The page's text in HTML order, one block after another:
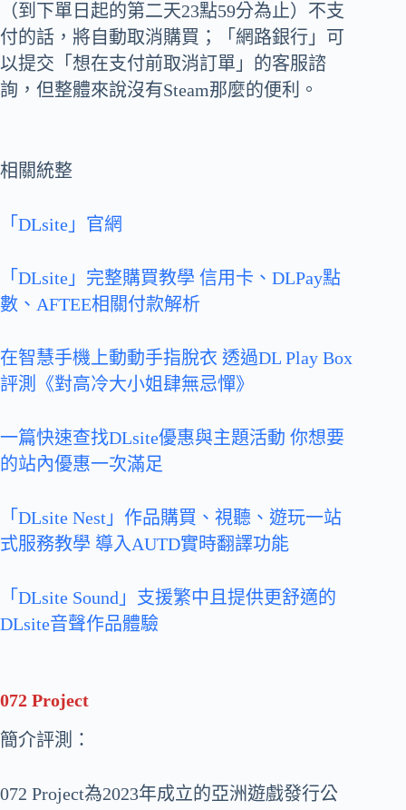
（到下單日起的第二天23點59分為止）不支
付的話，將自動取消購買；「網路銀行」可
以提交「想在支付前取消訂單」的客服諮
詢，但整體來說沒有Steam那麼的便利。
相關統整
「DLsite」官網
「DLsite」完整購買教學 信用卡、DLPay點
數、AFTEE相關付款解析
在智慧手機上動動手指脫衣 透過DL Play Box
評測《對高冷大小姐肆無忌憚》
一篇快速查找DLsite優惠與主題活動 你想要
的站內優惠一次滿足
「DLsite Nest」作品購買、視聽、遊玩一站
式服務教學 導入AUTD實時翻譯功能
「DLsite Sound」支援繁中且提供更舒適的
DLsite音聲作品體驗
072 Project
簡介評測：
072 Project為2023年成立的亞洲遊戲發行公